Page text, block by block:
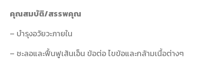
คุณสมบัติ/สรรพคุณ
– บำรุงอวัยวะภายใน
– ชะลอและฟื้นฟูเส้นเอ็น ข้อต่อ ไขข้อและกล้ามเนื้อต่างๆ